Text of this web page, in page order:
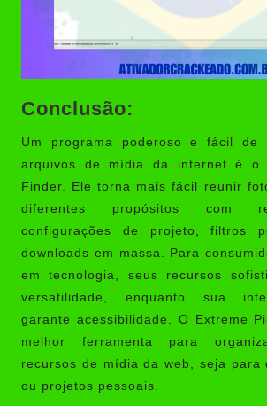
Conclusão:
Um programa poderoso e fácil de
arquivos de mídia da internet é o
Finder. Ele torna mais fácil reunir
diferentes propósitos com
configurações de projeto, filtros
downloads em massa. Para
em tecnologia, seus recursos
versatilidade, enquanto sua
garante acessibilidade. O Extreme
melhor ferramenta para
recursos de mídia da web, seja para
ou projetos pessoais.